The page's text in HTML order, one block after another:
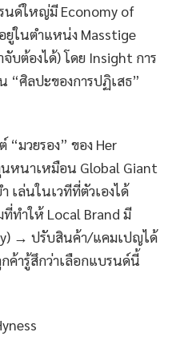
นด์ใหญ่มี Economy of
ยู่ในตำแหน่ง Masstige
บต้องได้) โดย Insight การ
“ศิลปะของการปฏิเสธ”
“มวยรอง” ของ Her
หนาเหมือน Global Giant
เล่นในเวทีที่ตัวเองได้
ทำให้ Local Brand มี
→ ปรับสินค้า/แคมเปญได้
ค้ารู้สึกว่าเลือกแบรนด์นี้